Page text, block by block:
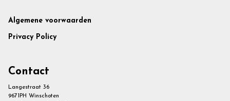
Footer
Algemene voorwaarden
Privacy Policy
Contact
Langestraat 36
9671PH Winschoten